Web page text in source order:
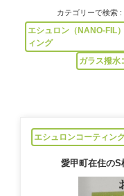
カテゴリーで検索 :
エシュロン（NANO-FIL
ィング
ガラス撥水
エシュロンコーティン
愛甲町在住の